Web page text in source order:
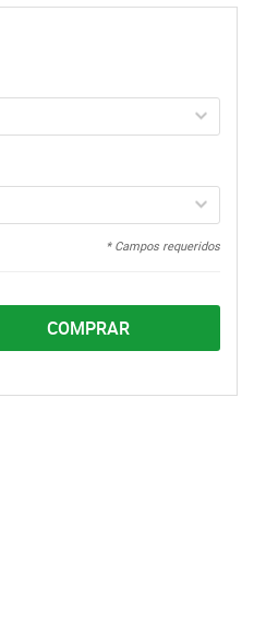
* Campos requeridos
COMPRAR